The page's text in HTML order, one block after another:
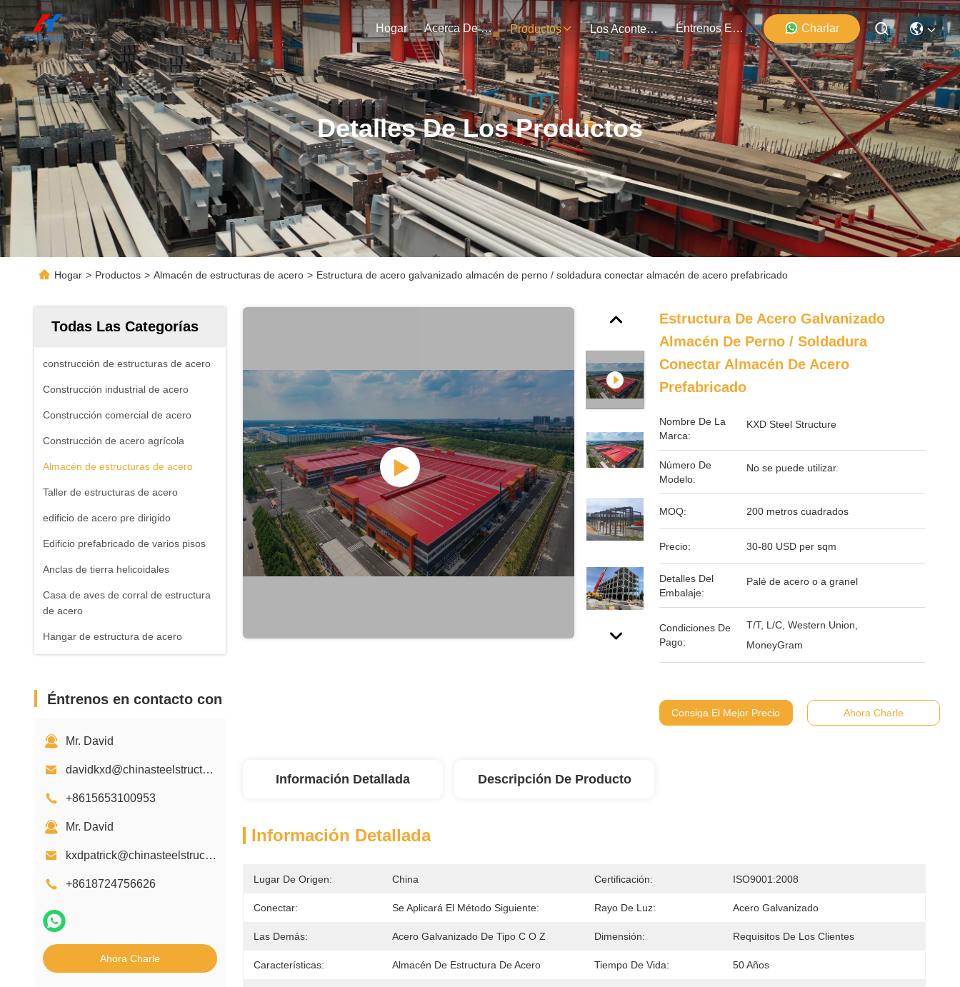
Hogar Acerca De Nosotros Productos Los Acontecimientos Éntrenos En Contacto Con Charlar
Detalles De Los Productos
Hogar > Productos > Almacén de estructuras de acero > Estructura de acero galvanizado almacén de perno / soldadura conectar almacén de acero prefabricado
Todas Las Categorías
construcción de estructuras de acero
Construcción industrial de acero
Construcción comercial de acero
Construcción de acero agrícola
Almacén de estructuras de acero
Taller de estructuras de acero
edificio de acero pre dirigido
Edificio prefabricado de varios pisos
Anclas de tierra helicoidales
Casa de aves de corral de estructura
de acero
Hangar de estructura de acero
Éntrenos en contacto con
Mr. David
davidkxd@chinasteelstructure.cn
+8615653100953
Mr. David
kxdpatrick@chinasteelstructure.cn
+8618724756626
Ahora Charle
Estructura De Acero Galvanizado
Almacén De Perno / Soldadura
Conectar Almacén De Acero
Prefabricado
Nombre De La
Marca:
KXD Steel Structure
Número De
Modelo:
No se puede utilizar.
MOQ: 200 metros cuadrados
Precio: 30-80 USD per sqm
Detalles Del
Embalaje:
Palé de acero o a granel
Condiciones De
Pago:
T/T, L/C, Western Union,
MoneyGram
Consiga El Mejor Precio Ahora Charle
Información Detallada Descripción De Producto
Información Detallada
Lugar De Origen: China Certificación: ISO9001:2008
Conectar: Se Aplicará El Método Siguiente: Rayo De Luz: Acero Galvanizado
Las Demás: Acero Galvanizado De Tipo C O Z Dimensión: Requisitos De Los Clientes
Características: Almacén De Estructura De Acero Tiempo De Vida: 50 Años